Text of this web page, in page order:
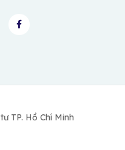
TP. Hồ Chí Minh